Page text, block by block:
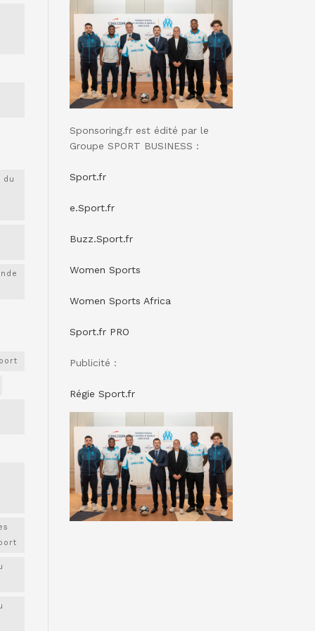
du
Sponsoring.fr est édité par le
Groupe SPORT BUSINESS :
Sport.fr
e.Sport.fr
Buzz.Sport.fr
Women Sports
Women Sports Africa
Sport.fr PRO
Publicité :
Régie Sport.fr